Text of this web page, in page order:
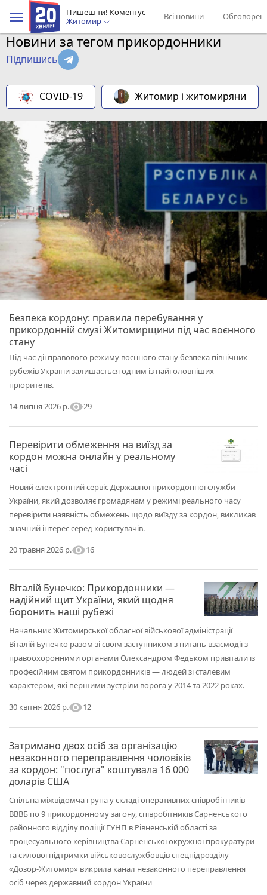
Пишеш ти! Коментує
Житомир
Всі новини
Новини за тегом прикордонники
Підпишись
COVID-19 Житомир і житомиряни
Безпека кордону: правила перебування у
прикордонній смузі Житомирщини під час воєнного
стану
Під час дії правового режиму воєнного стану безпека північних
рубежів України залишається одним із найголовніших
пріоритетів.
14 липня 2026 р.visibility29
Перевірити обмеження на виїзд за
кордон можна онлайн у реальному
часі
Новий електронний сервіс Державної прикордонної служби
України, який дозволяє громадянам у режимі реального часу
перевірити наявність обмежень щодо виїзду за кордон, викликав
значний інтерес серед користувачів.
20 травня 2026 р.visibility16
Віталій Бунечко: Прикордонники —
надійний щит України, який щодня
боронить наші рубежі
Начальник Житомирської обласної військової адміністрації
Віталій Бунечко разом зі своїм заступником з питань взаємодії з
правоохоронними органами Олександром Федьком привітали із
професійним святом прикордонників — людей зі сталевим
характером, які першими зустріли ворога у 2014 та 2022 роках.
30 квітня 2026 р.visibility12
Затримано двох осіб за організацію
незаконного переправлення чоловіків
за кордон: "послуга" коштувала 16 000
доларів США
Спільна міжвідомча група у складі оперативних співробітників
ВВВБ по 9 прикордонному загону, співробітників Сарненського
районного відділу поліції ГУНП в Рівненській області за
процесуального керівництва Сарненської окружної прокуратури
та силової підтримки військовослужбовців спецпідрозділу
«Дозор-Житомир» викрила канал незаконного переправлення
осіб через державний кордон України